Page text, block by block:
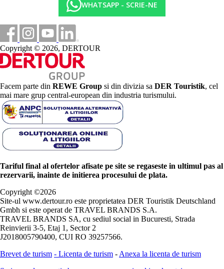
WHATSAPP - SCRIE-NE
Copyright © 2026, DERTOUR
Facem parte din REWE Group si din divizia sa DER Touristik, cel
mai mare grup central-european din industria turismului.
Tariful final al ofertelor afisate pe site se regaseste in ultimul pas al
rezervarii, inainte de initierea procesului de plata.
Copyright ©2026
Site-ul www.dertour.ro este proprietatea DER Touristik Deutschland
Gmbh si este operat de TRAVEL BRANDS S.A.
TRAVEL BRANDS SA, cu sediul social in Bucuresti, Strada
Reinvierii 3-5, Etaj 1, Sector 2
J2018005790400, CUI RO 39257566.
Brevet de turism - Licenta de turism - Anexa la licenta de turism